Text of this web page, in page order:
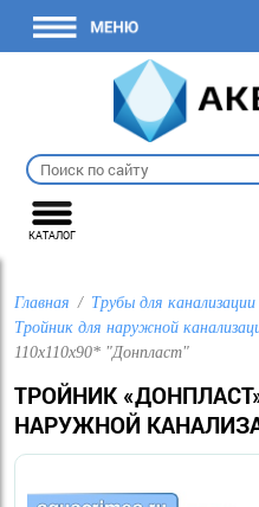
КАТАЛОГ
Главная Трубы для канализации
Тройник для наружной
110х110х90* "Донпласт"
ТРОЙНИК
НАРУЖНОЙ